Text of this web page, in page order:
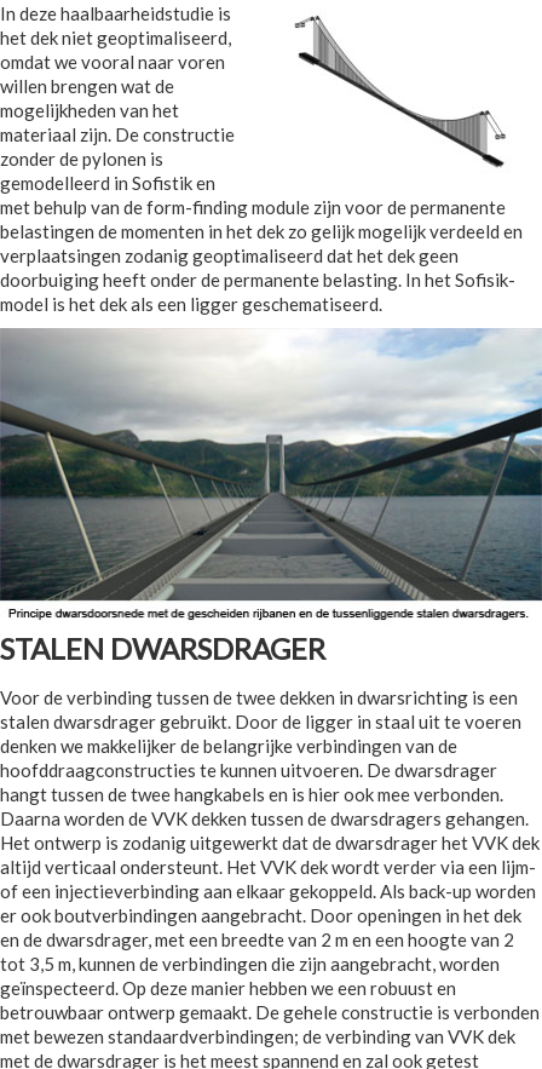
In deze haalbaarheidstudie is
het dek niet geoptimaliseerd,
omdat we vooral naar voren
willen brengen wat de
mogelijkheden van het
materiaal zijn. De constructie
zonder de pylonen is
gemodelleerd in Sofistik en
met behulp van de form-finding module zijn voor de permanente
belastingen de momenten in het dek zo gelijk mogelijk verdeeld en
verplaatsingen zodanig geoptimaliseerd dat het dek geen
doorbuiging heeft onder de permanente belasting. In het Sofisik-
model is het dek als een ligger geschematiseerd.
STALEN DWARSDRAGER
Voor de verbinding tussen de twee dekken in dwarsrichting is een
stalen dwarsdrager gebruikt. Door de ligger in staal uit te voeren
denken we makkelijker de belangrijke verbindingen van de
hoofddraagconstructies te kunnen uitvoeren. De dwarsdrager
hangt tussen de twee hangkabels en is hier ook mee verbonden.
Daarna worden de VVK dekken tussen de dwarsdragers gehangen.
Het ontwerp is zodanig uitgewerkt dat de dwarsdrager het VVK dek
altijd verticaal ondersteunt. Het VVK dek wordt verder via een lijm-
of een injectieverbinding aan elkaar gekoppeld. Als back-up worden
er ook boutverbindingen aangebracht. Door openingen in het dek
en de dwarsdrager, met een breedte van 2 m en een hoogte van 2
tot 3,5 m, kunnen de verbindingen die zijn aangebracht, worden
geïnspecteerd. Op deze manier hebben we een robuust en
betrouwbaar ontwerp gemaakt. De gehele constructie is verbonden
met bewezen standaardverbindingen; de verbinding van VVK dek
met de dwarsdrager is het meest spannend en zal ook getest